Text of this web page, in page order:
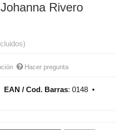
Rivero
Hacer pregunta
EAN / Cod. Barras: 0148 •